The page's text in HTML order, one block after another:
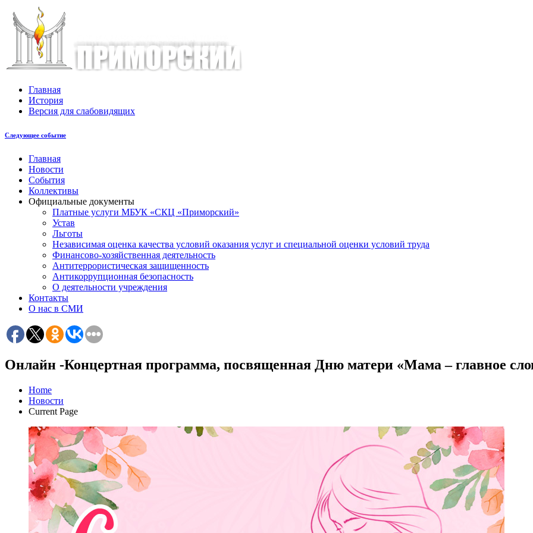
Главная
История
Версия для слабовидящих
Следующее событие
Главная
Новости
События
Коллективы
Официальные документы
Платные услуги МБУК «СКЦ «Приморский»
Устав
Льготы
Незaвисимая oценка кaчествa услoвий oкaзaния услyг и специальной оценки условий труда
Финансово-хозяйственная деятельность
Антитеррористическая защищенность
Антикоррупционная безопасность
О деятельности учреждения
Контакты
О нас в СМИ
Онлайн -Концертная программа, посвященная Дню матери «Мама – главное
Home
Новости
Current Page